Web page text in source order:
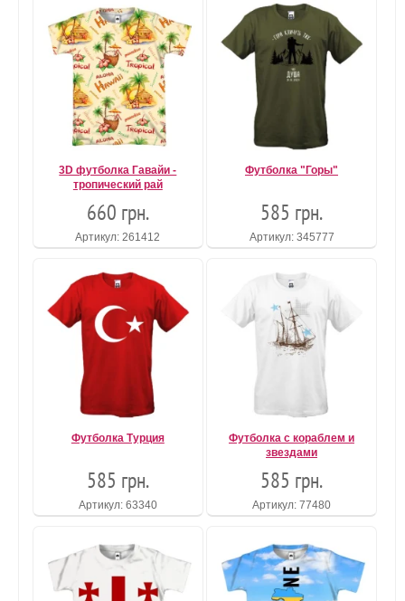
3D футболка Гавайи -
тропический рай
660 грн.
Артикул: 261412
Футболка "Горы"
585 грн.
Артикул: 345777
Футболка Турция
585 грн.
Артикул: 63340
Футболка с кораблем и
звездами
585 грн.
Артикул: 77480